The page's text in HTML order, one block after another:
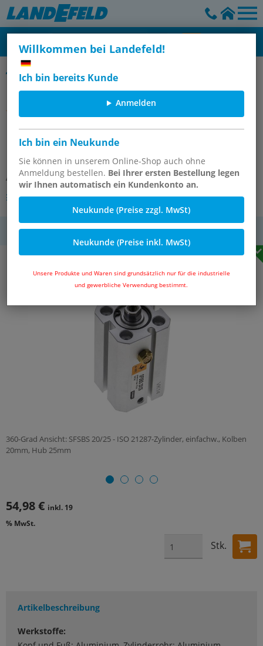
Willkommen bei Landefeld!
Ich bin bereits Kunde
Anmelden
Ich bin ein Neukunde
Sie können in unserem Online-Shop auch ohne
Anmeldung bestellen. Bei Ihrer ersten Bestellung legen
wir Ihnen automatisch ein Kundenkonto an.
Neukunde (Preise zzgl. MwSt)
Neukunde (Preise inkl. MwSt)
Unsere Produkte und Waren sind grundsätzlich nur für die industrielle
und gewerbliche Verwendung bestimmt.
Kompaktzylinder, einfachwirkend, ISO 21287 (Eco-Line)
ISO 21287-Zylinder, einfachw.,
Kolben 20mm, Hub 25mm
Artikelnummer: SFSBS 20/25
Andere Varianten des Artikels
MwSt.
360-Grad Ansicht: SFSBS 20/25 - ISO 21287-Zylinder, einfachw., Kolben
20mm, Hub 25mm
54,98 € inkl. 19
% MwSt.
Stk.
Artikelbeschreibung
Werkstoffe: